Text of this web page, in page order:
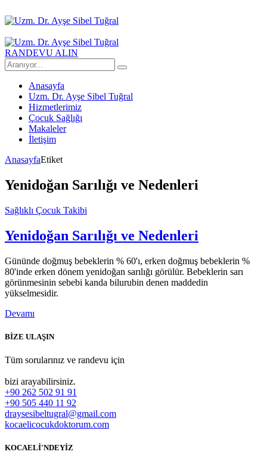
RANDEVU ALIN
Anasayfa
Uzm. Dr. Ayşe Sibel Tuğral
Hizmetlerimiz
Çocuk Sağlığı
Makaleler
İletişim
AnasayfaEtiket
Yenidoğan Sarılığı ve Nedenleri
Sağlıklı Çocuk Takibi
Yenidoğan Sarılığı ve Nedenleri
Gününde doğmuş bebeklerin % 60'ı, erken doğmuş bebeklerin %
80'inde erken dönem yenidoğan sarılığı görülür. Bebeklerin sarı
görünmesinin sebebi kanda bilurubin denen maddedin
yükselmesidir.
Devamı
BİZE ULAŞIN
Tüm sorularınız ve randevu için
bizi arayabilirsiniz.
+90 262 502 91 91
+90 505 440 11 92
draysesibeltugral@gmail.com
kocaelicocukdoktorum.com
KOCAELİ'NDEYİZ